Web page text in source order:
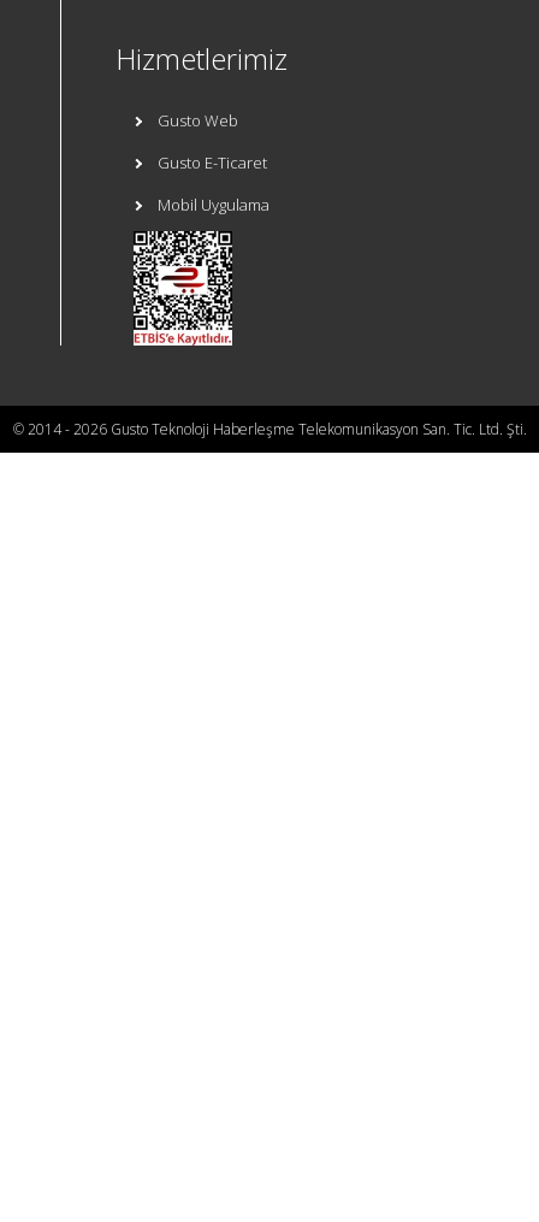
Hizmetlerimiz
Gusto Web
Gusto E-Ticaret
Mobil Uygulama
© 2014 - 2026 Gusto Teknoloji Haberleşme Telekomunikasyon San. Tic. Ltd. Şti.